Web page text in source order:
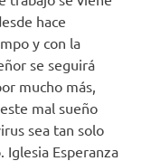
hace
y con la
se seguirá
mucho más,
mal sueño
sea tan solo
Iglesia Esperanza